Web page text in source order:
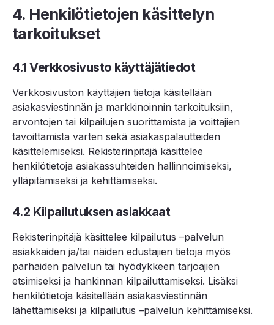
4. Henkilötietojen käsittelyn
tarkoitukset
4.1 Verkkosivusto käyttäjätiedot
Verkkosivuston käyttäjien tietoja käsitellään
asiakasviestinnän ja markkinoinnin tarkoituksiin,
arvontojen tai kilpailujen suorittamista ja voittajien
tavoittamista varten sekä asiakaspalautteiden
käsittelemiseksi. Rekisterinpitäjä käsittelee
henkilötietoja asiakassuhteiden hallinnoimiseksi,
ylläpitämiseksi ja kehittämiseksi.
4.2 Kilpailutuksen asiakkaat
Rekisterinpitäjä käsittelee kilpailutus –palvelun
asiakkaiden ja/tai näiden edustajien tietoja myös
parhaiden palvelun tai hyödykkeen tarjoajien
etsimiseksi ja hankinnan kilpailuttamiseksi. Lisäksi
henkilötietoja käsitellään asiakasviestinnän
lähettämiseksi ja kilpailutus –palvelun kehittämiseksi.